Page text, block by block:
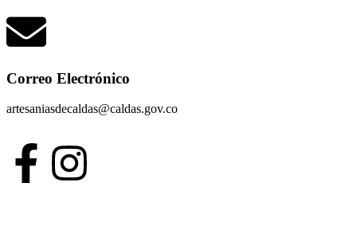
Correo Electrónico
artesaniasdecaldas@caldas.gov.co